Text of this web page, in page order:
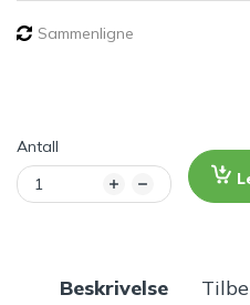
Sammenligne
Antall
Beskrivelse